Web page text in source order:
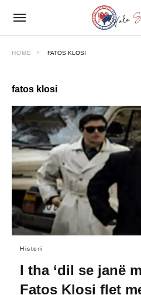
HOME FATOS KLOSI
fatos klosi
Histori
I tha ‘dil se janë
Fatos Klosi flet